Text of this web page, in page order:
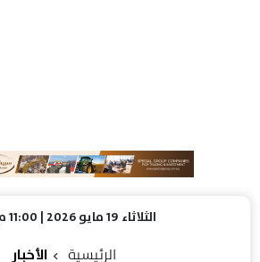
الثلاثاء 19 مايو 2026 | 11:00 م
الرئيسية الأخبار